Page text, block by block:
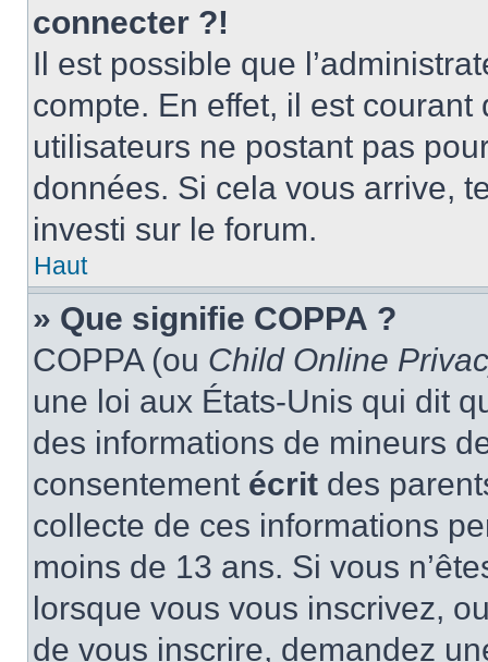
connecter ?!
Il est possible que
compte. En effet, il est
utilisateurs ne postant pas
données. Si cela vous arrive,
investi sur le forum.
Haut
» Que signifie COPPA ?
COPPA (ou Child Online
une loi aux États-Unis qui dit
des informations de mineurs
consentement écrit des
collecte de ces informations
moins de 13 ans. Si vous
lorsque vous vous inscrivez,
de vous inscrire, demandez